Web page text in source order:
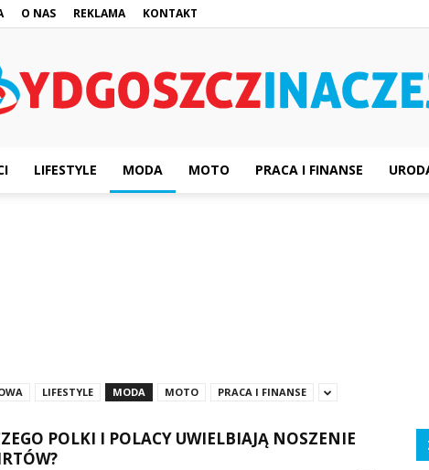
O NAS REKLAMA KONTAKT
BydgoszczInaczej.pl
LIFESTYLE MODA MOTO PRACA I FINANSE
LIFESTYLE MODA MOTO PRACA I FINANSE
POLKI I POLACY UWIELBIAJĄ NOSZENIE